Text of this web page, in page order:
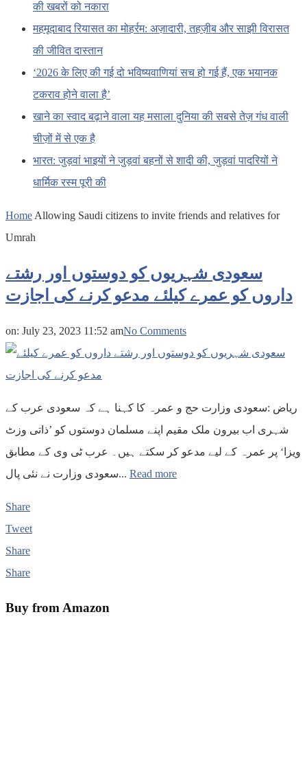
की खबरों को नकारा
महमूदाबाद रियासत का मोहर्रम: अज़ादारी, तहज़ीब और साझी विरासत
की जीवित दास्तान
‘2026 के लिए की गई दो भविष्यवाणियां सच हो गई हैं, एक भयानक
टकराव होने वाला है’
खाने का स्वाद बढ़ाने वाला यह मसाला दुनिया की सबसे तेज़ गंध वाली
चीज़ों में से एक है
भारत: जुड़वां भाइयों ने जुड़वां बहनों से शादी की, जुड़वां पादरियों ने
धार्मिक रस्म पूरी की
Home Allowing Saudi citizens to invite friends and relatives for
Umrah
سعودی شہریوں کو دوستوں اور رشتے
داروں کو عمرے کیلئے مدعو کرنے کی اجازت
on: July 23, 2023 11:52 amNo Comments
ریاض :سعودی وزارت حج و عمرہ کا کہنا ہے کہ سعودی عرب کے
شہری اب بیرون ملک مقیم اپنے مسلمان دوستوں کو ’ذاتی وزٹ
ویزا‘ پر عمرہ کے لیے مدعو کر سکتے ہیں۔ عرب ٹی وی کے مطابق
سعودی وزارت نے نئی پال... Read more
Share
Tweet
Share
Share
Buy from Amazon